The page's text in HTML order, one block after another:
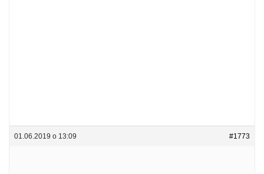
01.06.2019 о 13:09 #1773